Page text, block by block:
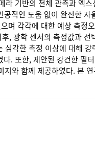
라 기반의 천체 관측과 엑
적인 도움 없이 완전한 자
며 각각에 대한 예상 측정
, 광학 센서의 측정값과 선
각한 측정 이상에 대해 강
. 또한, 제안된 강건한 필
와 함께 제공하였다. 본